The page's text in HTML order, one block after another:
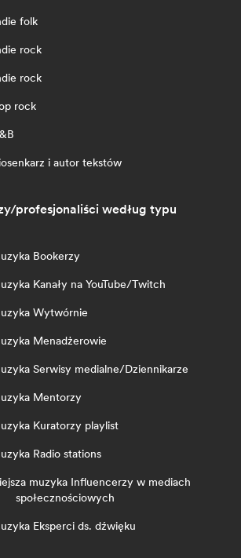
folk
rock
rock
rock
i autor tekstów
profesjonaliści według typu
Bookerzy
Kanały na YouTube/Twitch
Wytwórnie
Menadżerowie
Serwisy medialne/Dziennikarze
Mentorzy
Kuratorzy playlist
Radio stations
muzyka Influencerzy w mediach
społecznościowych
Eksperci ds. dźwięku